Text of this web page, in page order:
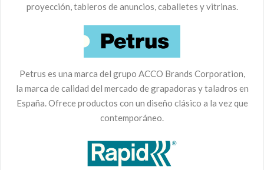
proyección, tableros de anuncios, caballetes y vitrinas.
Petrus es una marca del grupo ACCO Brands Corporation,
la marca de calidad del mercado de grapadoras y taladros en
España. Ofrece productos con un diseño clásico a la vez que
contemporáneo.